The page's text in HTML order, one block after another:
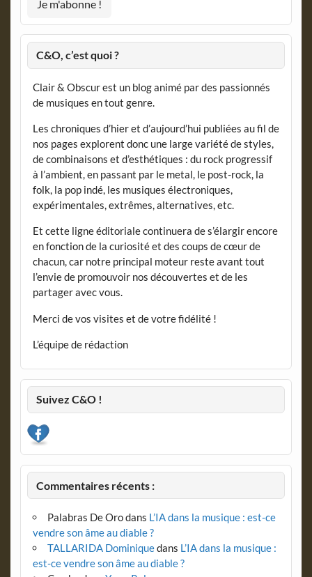
C&O, c’est quoi ?
Clair & Obscur est un blog animé par des passionnés
de musiques en tout genre.
Les chroniques d’hier et d’aujourd’hui publiées au fil de
nos pages explorent donc une large variété de styles,
de combinaisons et d’esthétiques : du rock progressif
à l’ambient, en passant par le metal, le post-rock, la
folk, la pop indé, les musiques électroniques,
expérimentales, extrêmes, alternatives, etc.
Et cette ligne éditoriale continuera de s’élargir encore
en fonction de la curiosité et des coups de cœur de
chacun, car notre principal moteur reste avant tout
l’envie de promouvoir nos découvertes et de les
partager avec vous.
Merci de vos visites et de votre fidélité !
L’équipe de rédaction
Suivez C&O !
Commentaires récents :
Palabras De Orodans L’IA dans la musique : est-ce
vendre son âme au diable ?
TALLARIDA Dominiquedans L’IA dans la musique :
est-ce vendre son âme au diable ?